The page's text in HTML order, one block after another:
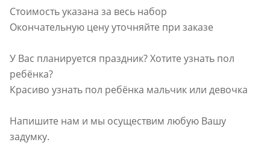
Стоимость указана за весь набор
Окончательную цену уточняйте при заказе
У Вас планируется праздник? Хотите узнать пол
ребёнка?
Красиво узнать пол ребёнка мальчик или девочка
Напишите нам и мы осуществим любую Вашу
задумку.